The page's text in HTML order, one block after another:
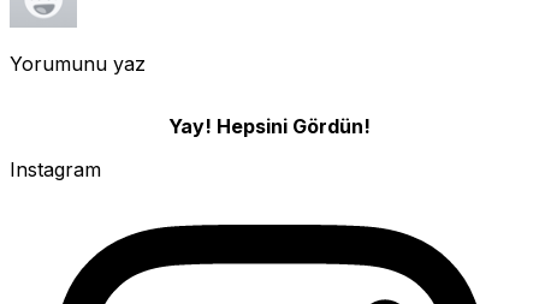
Yorumunu yaz
Yay! Hepsini Gördün!
Instagram